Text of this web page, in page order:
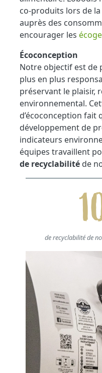
co-produits lors de
auprès des
encourager les
Écoconception
Notre objectif est de
plus en plus
préservant le plaisir,
environnemental.
d’écoconception fait
développement de
indicateurs
équipes travaillent
de recyclabilité de
de recyclabilité de